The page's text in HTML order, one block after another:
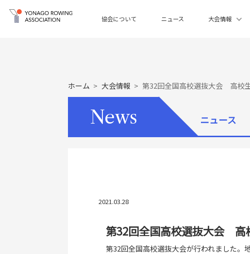
協会について ニュース 大会情報
ホーム 大会情報 第32回全国高校選抜大会 高校
News ニュース
2021.03.28
第32回全国高校選抜大会 高
第32回全国高校選抜大会が行われました。